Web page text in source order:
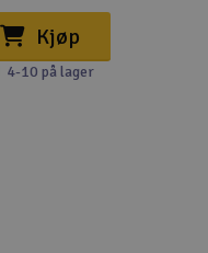
Kjøp
4-10 på lager